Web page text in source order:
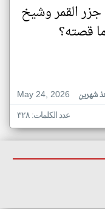
جزر القمر وشيخ
قصته؟
May 24, 2026
شهرين
عدد الكلمات: ٣٢٨